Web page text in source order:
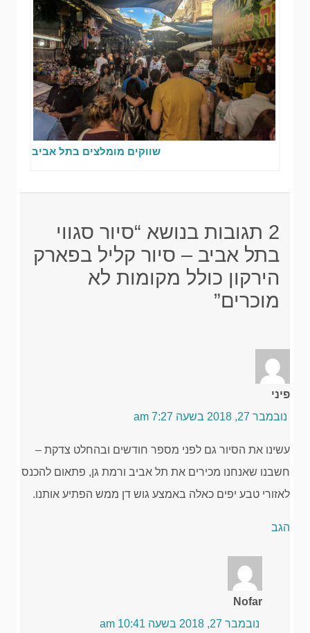
שווקים מומלצים בתל אביב
2 תגובות בנושא “סיור סגווי
בתל אביב – סיור קליל בפארק
הירקון כולל מקומות לא
מוכרים”
פיני
נובמבר 27, 2018 בשעה 7:27 am
עשינו את הסיור גם לפני מספר חודשים ובהחלט צדקת –
חשבנו שאנחנו מכירים את תל אביב ורמת גן, פתאום להכנס
לאזורי טבע יפים כאלה באמצע גוש דן ממש הפתיע אותנו.
הגב
Nofar
נובמבר 27, 2018 בשעה 10:41 am